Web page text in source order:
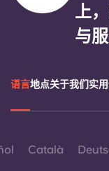
上
与服
语言地点关于我们实
Català